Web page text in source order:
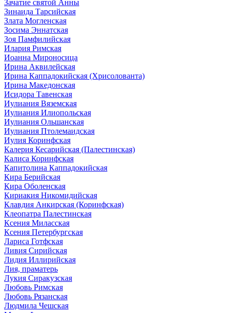
Зачатие святой Анны
Зинаида Тарсийская
Злата Могленская
Зосима Эннатская
Зоя Памфилийская
Илария Римская
Иоанна Мироносица
Ирина Аквилейская
Ирина Каппадокийская (Хрисолованта)
Ирина Македонская
Исидора Тавенская
Иулиания Вяземская
Иулиания Илиопольская
Иулиания Ольшанская
Иулиания Птолемаидская
Иулия Коринфская
Калерия Кесарийская (Палестинская)
Калиса Коринфская
Капитолина Каппадокийская
Кира Берийская
Кира Оболенская
Кириакия Никомидийская
Клавдия Анкирская (Коринфская)
Клеопатра Палестинская
Ксения Миласская
Ксения Петербургская
Лариса Готфская
Ливия Сирийская
Лидия Иллирийская
Лия, праматерь
Лукия Сиракузская
Любовь Римская
Любовь Рязанская
Людмила Чешская